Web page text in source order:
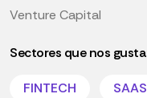
Venture Capital
Sectores que nos
FINTECH SAAS